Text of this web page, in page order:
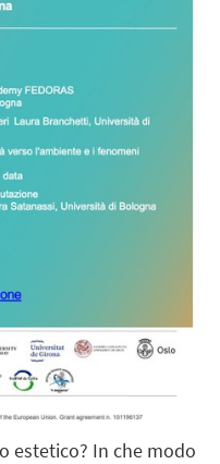
estetico? In che modo